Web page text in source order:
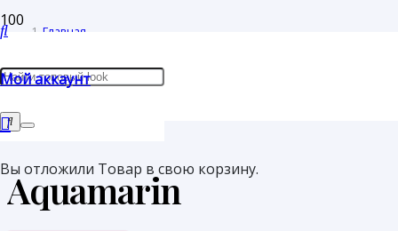
Мой аккаунт
Вы отложили Товар в свою корзину.
Главная
Товар Бренд изделия
Aquamarin